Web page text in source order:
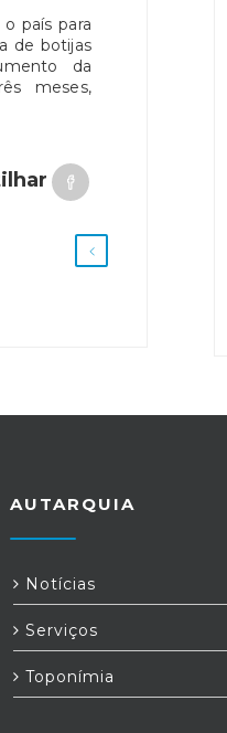
país para
de botijas
da
meses,
AUTARQUIA
Notícias
Serviços
Toponímia